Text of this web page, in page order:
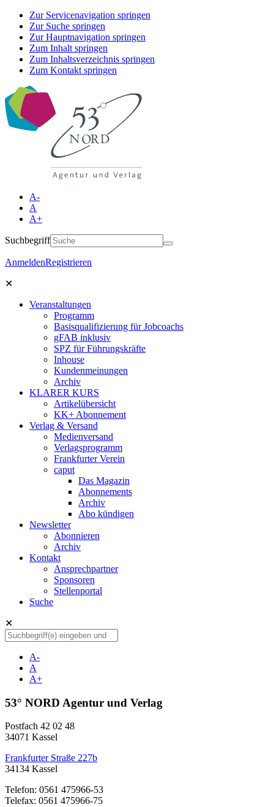
Zur Servicenavigation springen
Zur Suche springen
Zur Hauptnavigation springen
Zum Inhalt springen
Zum Inhaltsverzeichnis springen
Zum Kontakt springen
A-
A
A+
Suchbegriff
AnmeldenRegistrieren
✕
Veranstaltungen
Programm
Basisqualifizierung für Jobcoachs
gFAB inklusiv
SPZ für Führungskräfte
Inhouse
Kundenmeinungen
Archiv
KLARER KURS
Artikelübersicht
KK+ Abonnement
Verlag & Versand
Medienversand
Verlagsprogramm
Frankfurter Verein
caput
Das Magazin
Abonnements
Archiv
Abo kündigen
Newsletter
Abonnieren
Archiv
Kontakt
Ansprechpartner
Sponsoren
Stellenportal
Suche
✕
A-
A
A+
53° NORD Agentur und Verlag
Postfach 42 02 48
34071 Kassel
Frankfurter Straße 227b
34134 Kassel
Telefon: 0561 475966-53
Telefax: 0561 475966-75